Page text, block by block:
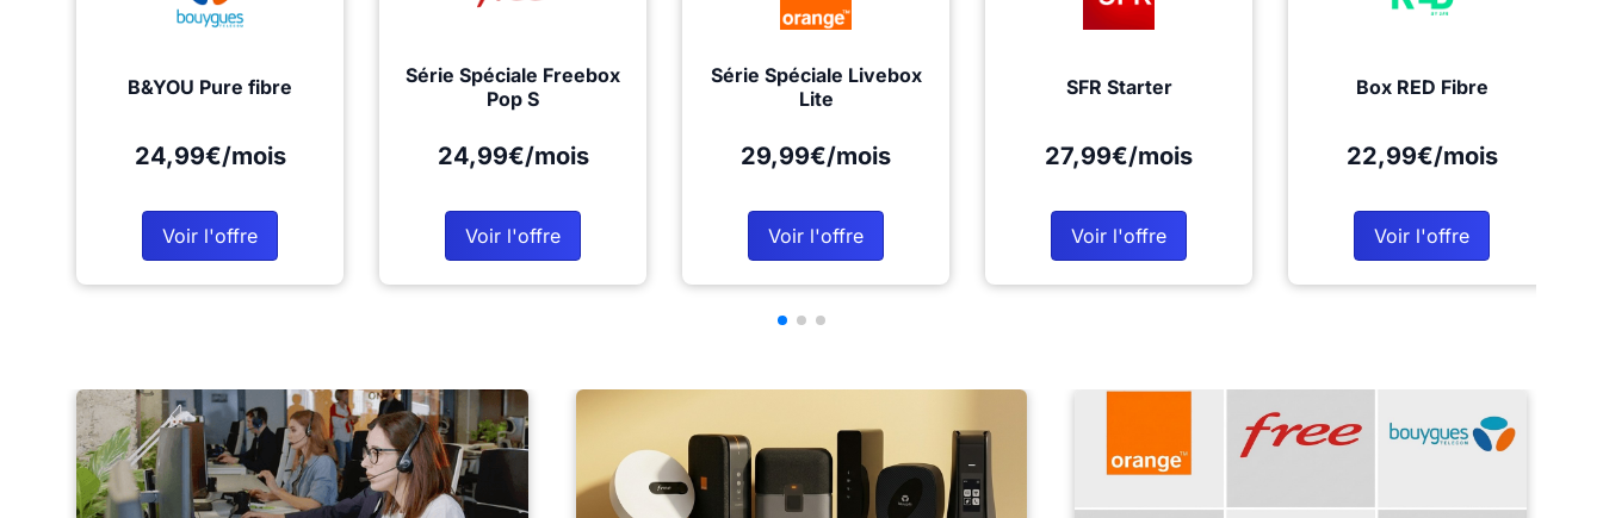
B&YOU Pure fibre
24,99€/mois
Voir l'offre
Série Spéciale Freebox
Pop S
24,99€/mois
Voir l'offre
Série Spéciale Livebox
Lite
29,99€/mois
Voir l'offre
SFR Starter
27,99€/mois
Voir l'offre
Box RED Fibre
22,99€/mois
Voir l'offre